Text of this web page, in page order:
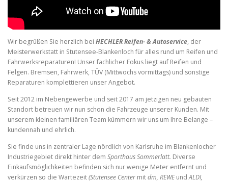
Wir begrüßen Sie herzlich bei HECHLER Reifen- & Autoservice, der
Meisterwerkstatt in Stutensee-Blankenloch für alles rund um Reifen und
Fahrwerksreparaturen! Unser fachlicher Fokus liegt auf Reifen und
Felgen. Bremsen, Fahrwerk, TÜV (Mittwochs vormittags) und sonstige
Reparaturen komplettieren unser Angebot.
Seit 2012 im Nebengewerbe und seit 2017 am jetzigen neu gebauten
Standort betreuen wir nun schon die Fahrzeuge unserer Kunden. Mit
unserem kleinen familiären Team kümmern wir uns um Ihre Belange –
kundennah und ehrlich.
Sie finde uns in zentraler Lage nördlich von Karlsruhe im Blankenlocher
Industriegebiet direkt hinter dem SporthausSommerlatt. Diverse
Einkaufsmöglichkeiten befinden sich nur wenige Meter entfernt und
verkürzen so die Wartezeit(Stutensee Center mitdm, REWEundALDI,